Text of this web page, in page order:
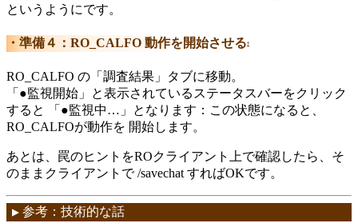
というようにです。
準備４：RO_CALFO 動作を開始させる†
RO_CALFO の「調査結果」タブに移動。
「●監視開始」と表示されているステータスバーをクリック
すると 「●監視中…」となります：この状態になると、
RO_CALFOが動作を 開始します。
あとは、罠のヒントをROクライアント上で確認したら、そ
のままクライアントで /savechat すればOKです。
▼ 参考：技術的な話